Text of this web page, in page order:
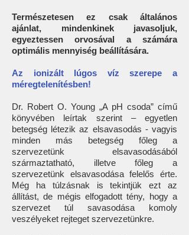
Természetesen ez csak általános
ajánlat, mindenkinek javasoljuk,
egyeztessen orvosával a számára
optimális mennyiség beállítására.
Az ionizált lúgos víz szerepe a
méregtelenítésben!
Dr. Robert O. Young „A pH csoda” című
könyvében leírtak szerint – egyetlen
betegség létezik az elsavasodás - vagyis
minden más betegség főleg a
szervezetünk elsavasodásából
származtatható, illetve főleg a
szervezetünk elsavasodása felelős érte.
Még ha túlzásnak is tekintjük ezt az
állítást, de mégis elfogadott tény, hogy a
szervezet túl savasodása komoly
veszélyeket rejteget szervezetünkre.